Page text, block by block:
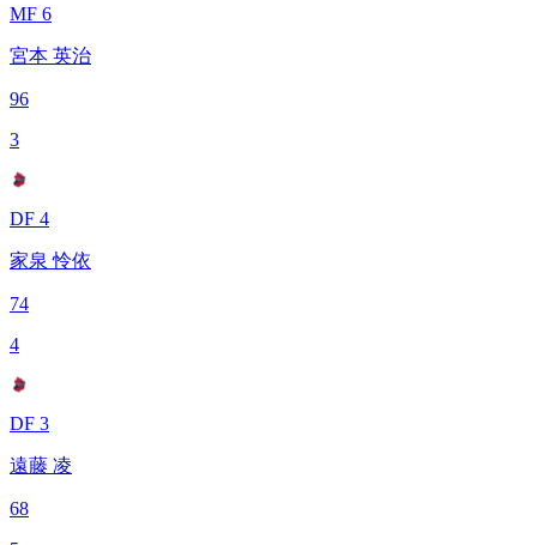
MF 6
宮本 英治
96
3
DF 4
家泉 怜依
74
4
DF 3
遠藤 凌
68